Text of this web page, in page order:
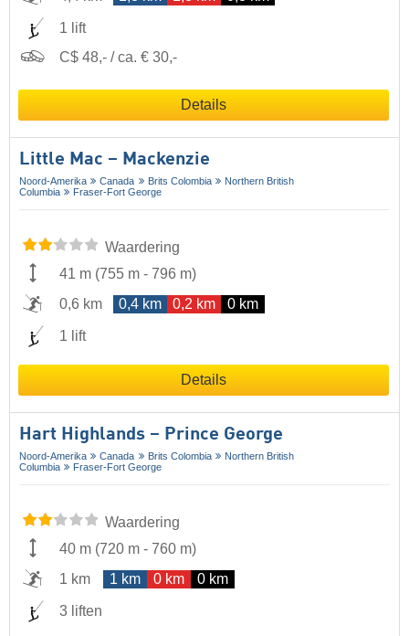
1 lift
C$ 48,- / ca. € 30,-
Details
Little Mac – Mackenzie
Noord-Amerika Canada Brits Colombia
Northern British
Columbia
Fraser-Fort George
Waardering
41 m (755 m - 796 m)
0,6 km
0,4 km 0,2 km 0 km
1 lift
Details
Hart Highlands – Prince George
Noord-Amerika Canada Brits Colombia
Northern British
Columbia
Fraser-Fort George
Waardering
40 m (720 m - 760 m)
1 km
1 km 0 km 0 km
3 liften